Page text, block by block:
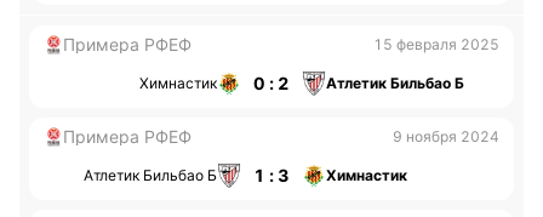
Примера РФЕФ 15 февраля 2025
Химнастик 0 : 2 Атлетик Бильбао Б
Примера РФЕФ 9 ноября 2024
Атлетик Бильбао Б 1 : 3 Химнастик